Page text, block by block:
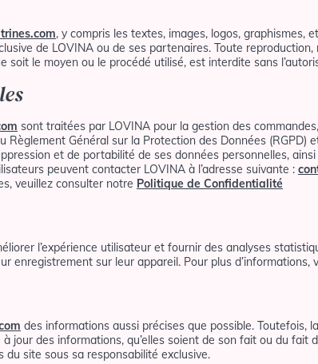
, y compris les textes, images, logos,
de LOVINA ou de ses partenaires. Toute
le moyen ou le procédé utilisé, est interdite sans
sont traitées par LOVINA pour la gestion des
Règlement Général sur la Protection des Données
et de portabilité de ses données personnelles,
peuvent contacter LOVINA à l’adresse suivante :
veuillez consulter notre Politique de Confidentialité
l’expérience utilisateur et fournir des analyses
enregistrement sur leur appareil. Pour plus
des informations aussi précises que possible. Toutefois,
jour des informations, qu’elles soient de son fait ou du
site sous sa responsabilité exclusive.